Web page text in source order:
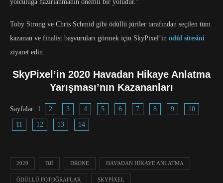
yolculuğa hazırlanmanın önemli bir yoludur.”
Toby Strong ve Chris Schmid gibi ödüllü jüriler tarafından seçilen tüm
kazanan ve finalist başvuruları görmek için SkyPixel’in ödül sitesini
ziyaret edin.
SkyPixel’in 2020 Havadan Hikaye Anlatma
Yarışması’nın Kazananları
Sayfalar: 1 2 3 4 5 6 7 8 9 10
11 12 13 14
2020 DJI DRONE HAVADAN HIKAYE ANLATMA
ÖDÜLLÜ FOTOĞRAFLAR SKYPIXEL